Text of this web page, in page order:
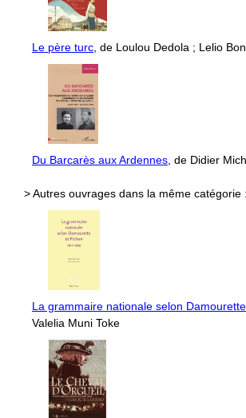
Le père turc , de Loulou Dedola ; Lelio
Du Barcarès aux Ardennes , de Didier
> Autres ouvrages dans la même catégorie :
La grammaire nationale selon
Valelia Muni Toke